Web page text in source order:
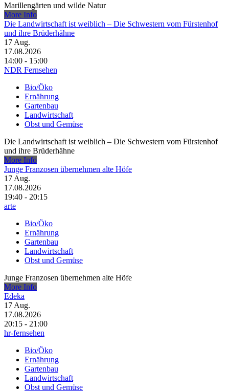
Marillengärten und wilde Natur
More Info
Die Landwirtschaft ist weiblich – Die Schwestern vom Fürstenhof
und ihre Brüderhähne
17 Aug.
17.08.2026
14:00 - 15:00
NDR Fernsehen
Bio/Öko
Ernährung
Gartenbau
Landwirtschaft
Obst und Gemüse
Die Landwirtschaft ist weiblich – Die Schwestern vom Fürstenhof
und ihre Brüderhähne
More Info
Junge Franzosen übernehmen alte Höfe
17 Aug.
17.08.2026
19:40 - 20:15
arte
Bio/Öko
Ernährung
Gartenbau
Landwirtschaft
Obst und Gemüse
Junge Franzosen übernehmen alte Höfe
More Info
Edeka
17 Aug.
17.08.2026
20:15 - 21:00
hr-fernsehen
Bio/Öko
Ernährung
Gartenbau
Landwirtschaft
Obst und Gemüse